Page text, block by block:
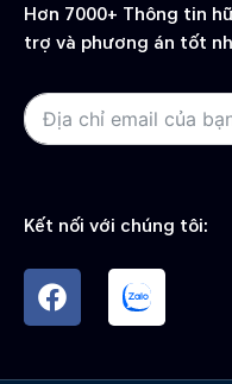
Hơn 7000+ Thông tin
trợ và phương án tốt
Kết nối với chúng tôi: